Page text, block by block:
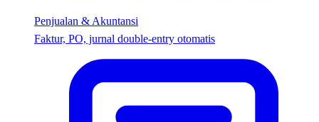
Penjualan & Akuntansi
Faktur, PO, jurnal double-entry otomatis